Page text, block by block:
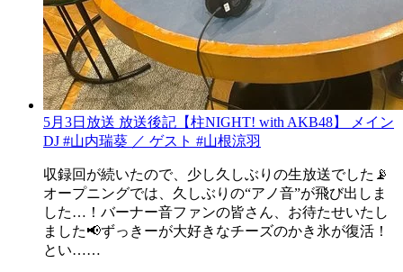
5月3日放送 放送後記【柱NIGHT! with AKB48】 メイン
DJ #山内瑞葵 ／ ゲスト #山根涼羽
収録回が続いたので、少し久しぶりの生放送でした📡
オープニングでは、久しぶりの“アノ音”が飛び出しま
した…！バーナー音ファンの皆さん、お待たせいたし
ました📢ずっきーが大好きなチーズのかき氷が復活！
とい……